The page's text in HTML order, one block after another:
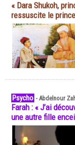
« Dara Shukoh,
ressuscite le
Psycho -Abdelnour
Farah : « J’ai
une autre fille